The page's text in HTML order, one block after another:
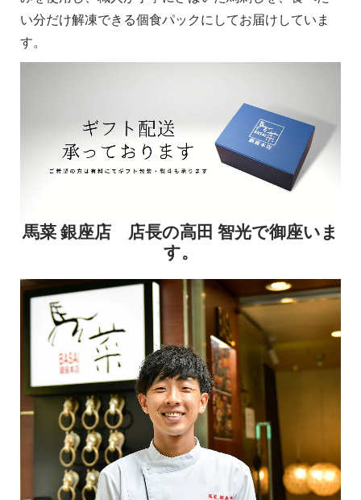
い分だけ解凍できる個食パックにしてお届けしていま
す。
馬菜 銀座店 店長の高田 智光で御座いま
す。